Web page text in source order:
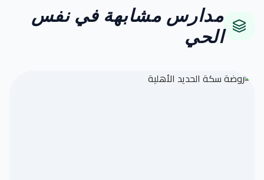
مدارس مشابهة في نفس
الحي